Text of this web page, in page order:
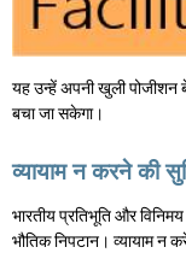
यह उन्हें अपनी खुली पोजीशन
बचा जा सकेगा।
व्यायाम न करने की
भारतीय प्रतिभूति और विनिमय
भौतिक निपटान। व्यायाम